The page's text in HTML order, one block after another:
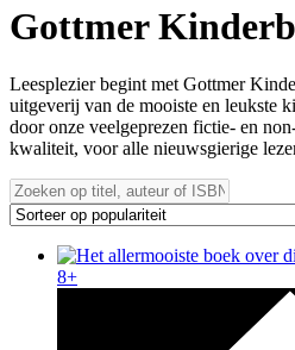
Gottmer
Leesplezier begint met Gottmer
uitgeverij van de mooiste en leukste
door onze veelgeprezen fictie- en
kwaliteit, voor alle nieuwsgierige
8+